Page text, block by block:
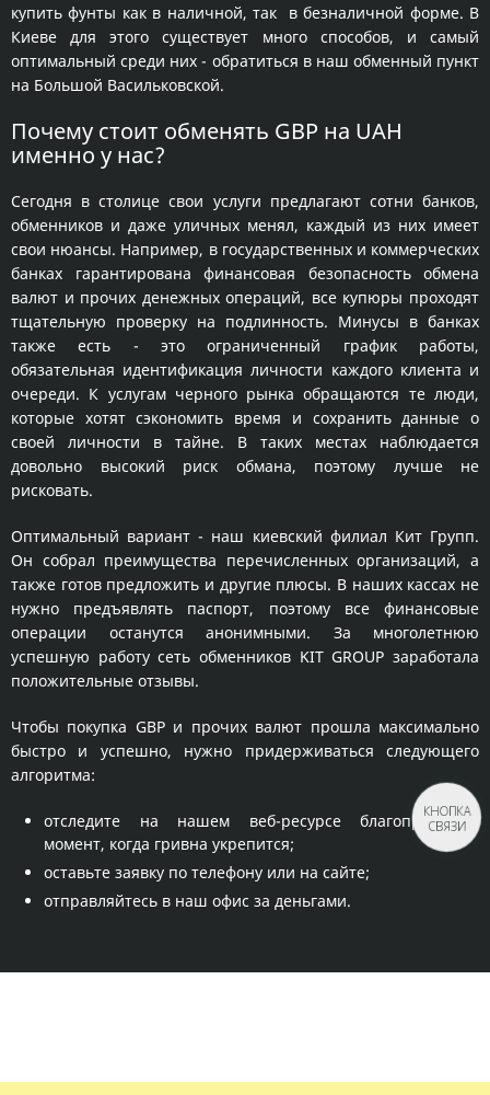
купить фунты как в наличной, так в безналичной форме. В
Киеве для этого существует много способов, и самый
оптимальный среди них - обратиться в наш обменный пункт
на Большой Васильковской.
Почему стоит обменять GBP на UAH
именно у нас?
Сегодня в столице свои услуги предлагают сотни банков,
обменников и даже уличных менял, каждый из них имеет
свои нюансы. Например, в государственных и коммерческих
банках гарантирована финансовая безопасность обмена
валют и прочих денежных операций, все купюры проходят
тщательную проверку на подлинность. Минусы в банках
также есть - это ограниченный график работы,
обязательная идентификация личности каждого клиента и
очереди. К услугам черного рынка обращаются те люди,
которые хотят сэкономить время и сохранить данные о
своей личности в тайне. В таких местах наблюдается
довольно высокий риск обмана, поэтому лучше не
рисковать.
Оптимальный вариант - наш киевский филиал Кит Групп.
Он собрал преимущества перечисленных организаций, а
также готов предложить и другие плюсы. В наших кассах не
нужно предъявлять паспорт, поэтому все финансовые
операции останутся анонимными. За многолетнюю
успешную работу сеть обменников KIT GROUP заработала
положительные отзывы.
Чтобы покупка GBP и прочих валют прошла максимально
быстро и успешно, нужно придерживаться следующего
алгоритма:
отследите на нашем веб-ресурсе благоприятный
момент, когда гривна укрепится;
оставьте заявку по телефону или на сайте;
отправляйтесь в наш офис за деньгами.
КНОПКА
СВЯЗИ